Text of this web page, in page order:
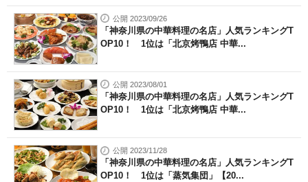
公開 2023/09/26
「神奈川県の中華料理の名店」人気ランキングT
OP10！ 1位は「北京烤鴨店 中華...
公開 2023/08/01
「神奈川県の中華料理の名店」人気ランキングT
OP10！ 1位は「北京烤鴨店 中華...
公開 2023/11/28
「神奈川県の中華料理の名店」人気ランキングT
OP10！ 1位は「蒸気集団」【20...